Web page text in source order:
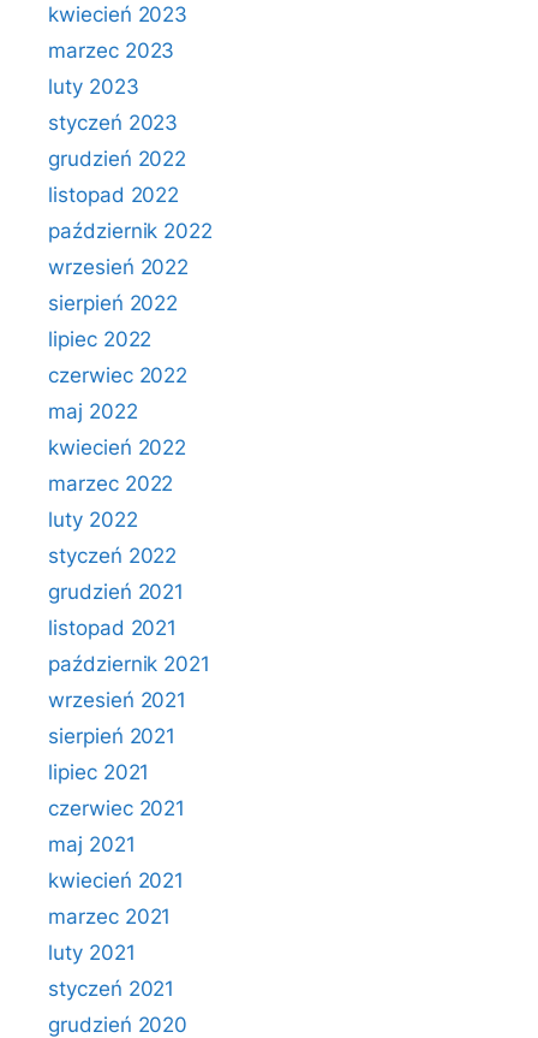
kwiecień 2023
marzec 2023
luty 2023
styczeń 2023
grudzień 2022
listopad 2022
październik 2022
wrzesień 2022
sierpień 2022
lipiec 2022
czerwiec 2022
maj 2022
kwiecień 2022
marzec 2022
luty 2022
styczeń 2022
grudzień 2021
listopad 2021
październik 2021
wrzesień 2021
sierpień 2021
lipiec 2021
czerwiec 2021
maj 2021
kwiecień 2021
marzec 2021
luty 2021
styczeń 2021
grudzień 2020